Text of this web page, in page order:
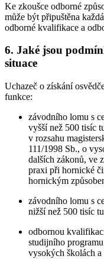
Ke zkoušce odborné
může být připuštěna
odborné kvalifikace a
6. Jaké jsou
situace
Uchazeč o získání
funkce:
závodního lomu s
vyšší než 500 tisíc
v rozsahu
111/1998 Sb., o
dalších zákonů, ve
praxi při hornické
hornickým
závodního lomu s
nižší než 500 tisíc
odbornou
studijního
vysokých školách